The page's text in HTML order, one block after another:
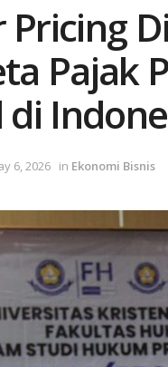
Pajak
6, 2026 in Ekonomi Bisnis